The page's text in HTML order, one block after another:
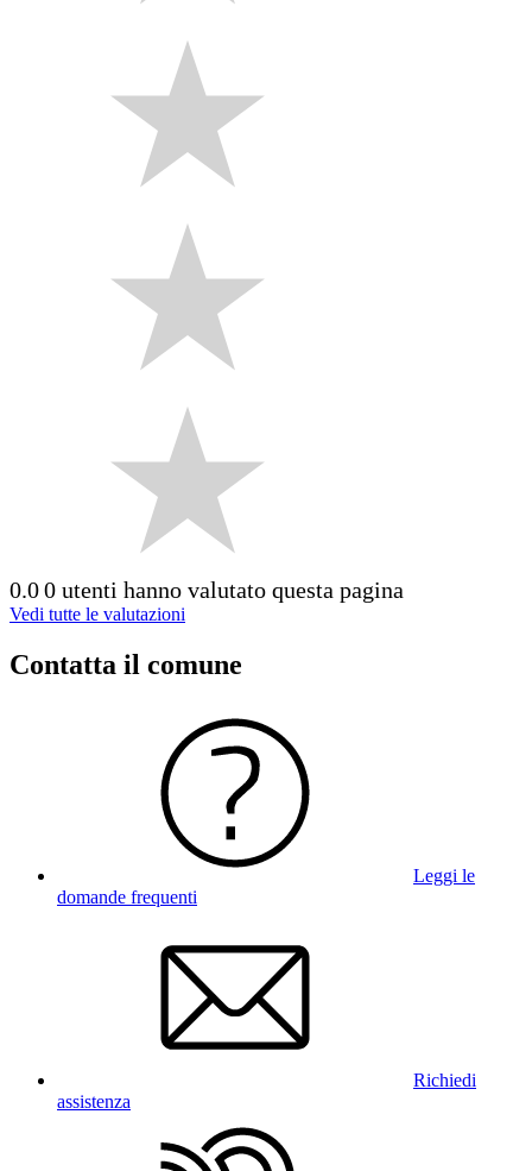
0.00 utenti hanno valutato questa pagina
Vedi tutte le valutazioni
Contatta il comune
Leggi le
domande frequenti
Richiedi
assistenza